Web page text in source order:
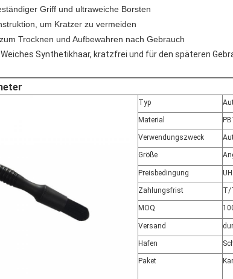
Griff und ultraweiche Borsten
um Kratzer zu vermeiden
Trocknen und Aufbewahren nach Gebrauch
Synthetikhaar, kratzfrei und für den späteren
Typ
Material
Verwendungszweck
Größe
Preisbedingung
Zahlungsfrist T/
MOQ
Versand
Hafen
Paket